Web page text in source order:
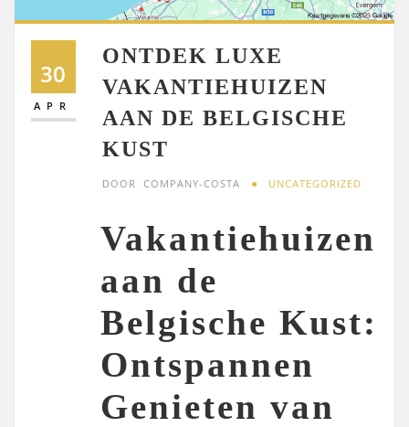
30
APR
ONTDEK LUXE
VAKANTIEHUIZEN
AAN DE BELGISCHE
KUST
DOOR COMPANY-COSTA UNCATEGORIZED
Vakantiehuizen
aan de
Belgische Kust:
Ontspannen
Genieten van